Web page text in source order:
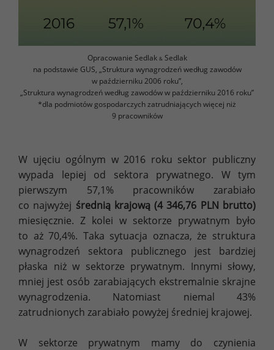
Opracowanie Sedlak &Sedlak
na podstawie GUS, „Struktura wynagrodzeń według zawodów
w październiku 2006 roku”,
„Struktura wynagrodzeń według zawodów w październiku 2016 roku”
*dla podmiotów gospodarczych zatrudniających więcej niż
9 pracowników
W ujęciu ogólnym w 2016 roku sektor publiczny
wypada lepiej od sektora prywatnego. W tym
pierwszym 57,1% pracowników zarabiało
co najwyżej średnią krajową (4 346,76 PLN brutto)
miesięcznie. Z kolei w sektorze prywatnym było
to aż 70,4%. Taka sytuacja oznacza, że struktura
wynagrodzeń sektora publicznego jest bardziej
płaska niż w sektorze prywatnym. Innymi słowy,
mniej jest osób zarabiających ekstremalnie skrajne
wynagrodzenia. Natomiast niemal 43%
zatrudnionych zarabiało powyżej średniej krajowej.
W sektorze prywatnym mamy do czynienia